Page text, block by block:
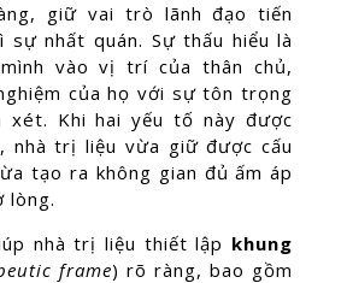
giữ vai trò lãnh đạo tiến
nhất quán. Sự thấu hiểu là
vào vị trí của thân chủ,
của họ với sự tôn trọng
xét. Khi hai yếu tố này được
nhà trị liệu vừa giữ được cấu
tạo ra không gian đủ ấm áp
lòng.
nhà trị liệu thiết lập khung
frame) rõ ràng, bao gồm